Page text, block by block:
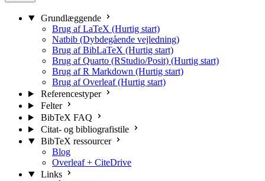
Grundlæggende
Brug af LaTeX (Hurtig start)
Natbib (Dybdegående vejledning)
Brug af BibLaTeX (Hurtig start)
Brug af Quarto (RStudio/Posit) (Hurtig start)
Brug af R Markdown (Hurtig start)
Brug af Overleaf (Hurtig start)
Referencestyper
Felter
BibTeX FAQ
Citat- og bibliografistile
BibTeX ressourcer
Blog
Overleaf + CiteDrive
Links